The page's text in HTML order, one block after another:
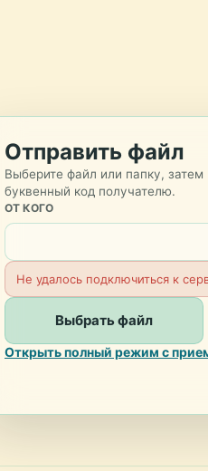
Отправить файл
Выберите файл или папку,
буквенный код получателю.
ОТ КОГО
Не удалось подключиться к
Выбрать файл
Открыть полный режим с